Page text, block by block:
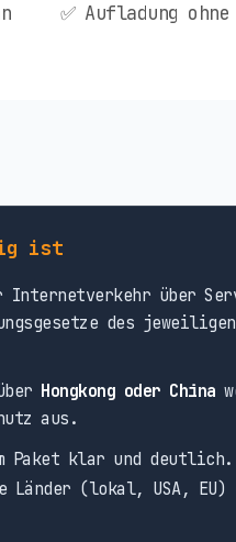
✅ Aufladung
ist
Internetverkehr über
des
Hongkong oder China
aus.
Paket klar und
Länder (lokal, USA,